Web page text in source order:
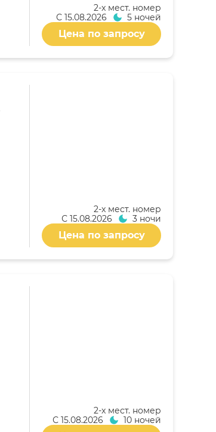
2-x мест. номер
С 15.08.2026 5 ночей
Цена по запросу
2-x мест. номер
С 15.08.2026 3 ночи
Цена по запросу
2-x мест. номер
С 15.08.2026 10 ночей